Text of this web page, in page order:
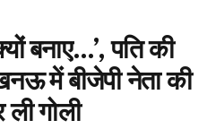
बनाए…’, पति की
में बीजेपी नेता की
गोली